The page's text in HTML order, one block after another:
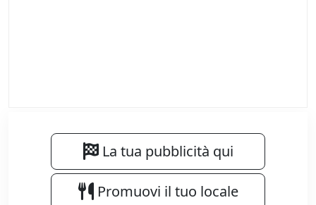
La tua pubblicità qui
Promuovi il tuo locale